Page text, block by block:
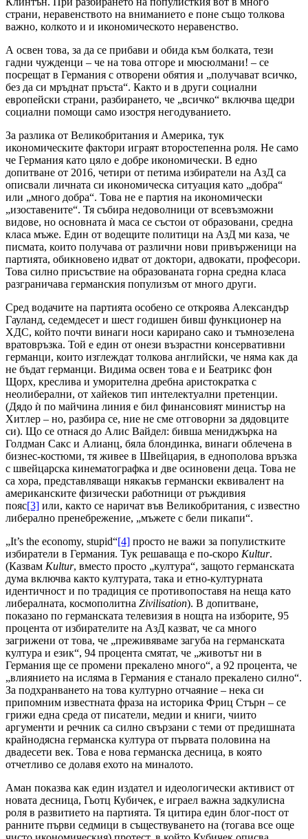
страни, неравенството на вниманието е поне също толкова
важно, колкото и и икономическото неравенство.
А освен това, за да се прибави и обида към болката, тези
гадни чужденци – че на това отгоре и мюсюлмани! – се
посрещат в Германия с отворени обятия и „получават всичко,
без да си мръднат пръста“. Както и в други социални
европейски страни, разбирането, че „всичко“ включва щедри
социални помощи само изостря негодуванието.
За разлика от Великобритания и Америка, тук
икономическите фактори играят второстепенна роля. Не само
че Германия като цяло е добре икономически. В едно
допитване от 2016, четири от петима избиратели на АзД са
описвали личната си икономическа ситуация като „добра“
или „много добра“. Това не е партия на икономически
„изоставените“. Тя събира недоволници от всевъзможни
видове, но основната ѝ маса се състои от образовани, средна
класа мъже. Един от водещите политици на АзД ми каза, че
писмата, които получава от различни нови привърженици на
партията, обикновено идват от доктори, адвокати, професори.
Това силно присъствие на образованата горна средна класа
разграничава германския популизъм от много други.
Сред водачите на партията особено се откроява Александър
Гауланд, седемдесет и шест годишен бивш функционер на
ХДС, който почти винаги носи карирано сако и тъмнозелена
вратовръзка. Той е един от онези възрастни консервативни
германци, които изглеждат толкова английски, че няма как да
не бъдат германци. Видима освен това е и Беатрикс фон
Щорх, креслива и уморителна дребна аристократка с
неолиберални, от хайеков тип интелектуални претенции.
(Дядо ѝ по майчина линия е бил финансовият министър на
Хитлер – но, разбира се, ние не сме отговорни за дядовците
си). Що се отнася до Алис Вайдел: бивша мениджърка на
Голдман Сакс и Алианц, бяла блондинка, винаги облечена в
бизнес-костюми, тя живее в Швейцария, в еднополова връзка
с швейцарска кинематографка и две осиновени деца. Това не
са хора, представляващи някакъв германски еквивалент на
американските физически работници от ръждивия
пояс[3] или, както се наричат във Великобритания, с известно
либерално пренебрежение, „мъжете с бели пикапи“.
„It’s the economy, stupid“[4] просто не важи за популистките
избиратели в Германия. Тук решаваща е по-скоро Kultur.
(Казвам Kultur, вместо просто „култура“, защото германската
дума включва както културата, така и етно-културната
идентичност и по традиция се противопоставя на неща като
либералната, космополитна Zivilisation). В допитване,
показано по германската телевизия в нощта на изборите, 95
процента от избирателите на АзД казват, че са много
загрижени от това, че „преживяваме загуба на германската
култура и език“, 94 процента смятат, че „животът ни в
Германия ще се промени прекалено много“, а 92 процента, че
„влиянието на исляма в Германия е станало прекалено силно“.
За подхранването на това културно отчаяние – нека си
припомним известната фраза на историка Фриц Стърн – се
грижи една среда от писатели, медии и книги, чиито
аргументи и речник са силно свързани с теми от предишната
крайнодясна германска култура от първата половина на
двадесети век. Това е нова германска десница, в която
отчетливо се долавя ехото на миналото.
Аман показва как един издател и идеологически активист от
новата десница, Гьотц Кубичек, е играел важна задкулисна
роля в развитието на партията. Тя цитира един блог-пост от
ранните първи седмици в съществуването на (тогава все още